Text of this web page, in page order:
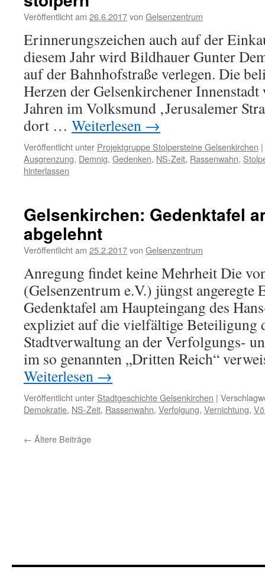
Veröffentlicht am 26.6.2017von Gelsenzentrum
Erinnerungszeichen auch auf der
diesem Jahr wird Bildhauer Gunter
auf der Bahnhofstraße verlegen. Die
Herzen der Gelsenkirchener
Jahren im Volksmund ‚Jerusalemer
dort … Weiterlesen →
Veröffentlicht unter Projektgruppe Stolpersteine Gelsenkirchen |
Ausgrenzung, Demnig, Gedenken, NS-Zeit, Rassenwahn,
hinterlassen
Gelsenkirchen: Gedenktafel
abgelehnt
Veröffentlicht am 25.2.2017von Gelsenzentrum
Anregung findet keine Mehrheit Die
(Gelsenzentrum e.V.) jüngst angeregte
Gedenktafel am Haupteingang des
expliziet auf die vielfältige Beteiligung
Stadtverwaltung an der Verfolgungs-
im so genannten „Dritten Reich“
Weiterlesen →
Veröffentlicht unter Stadtgeschichte Gelsenkirchen |
Demokratie, NS-Zeit, Rassenwahn, Verfolgung, Vernichtung,
← Ältere Beiträge